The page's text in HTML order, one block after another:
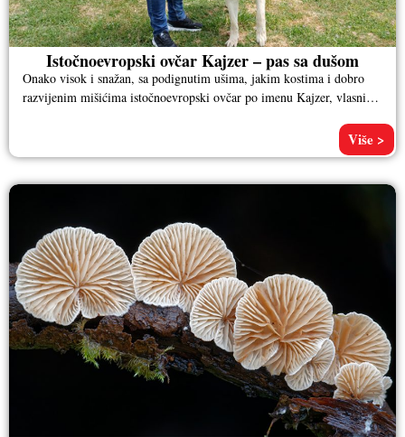
Istočnoevropski ovčar Kajzer – pas sa dušom
Onako visok i snažan, sa podignutim ušima, jakim kostima i dobro
razvijenim mišićima istočnoevropski ovčar po imenu Kajzer, vlasnika
Više >